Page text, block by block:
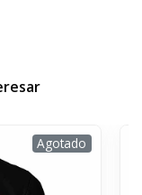
Agotado